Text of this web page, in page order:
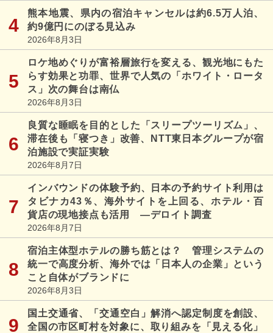
熊本地震、県内の宿泊キャンセルは約6.5万人泊、
約9億円にのぼる見込み
2026年8月3日
ロケ地めぐりが富裕層旅行を変える、観光地にもた
らす効果と功罪、世界で人気の「ホワイト・ロータ
ス」次の舞台は南仏
2026年8月3日
良質な睡眠を目的とした「スリープツーリズム」、
滞在後も「寝つき」改善、NTT東日本グループが宿
泊施設で実証実験
2026年8月7日
インバウンドの体験予約、日本の予約サイト利用は
タビナカ43％、海外サイトを上回る、ホテル・百
貨店の現地接点も活用 ―デロイト調査
2026年8月7日
宿泊主体型ホテルの勝ち筋とは？ 管理システムの
統一で高度分析、海外では「日本人の企業」という
こと自体がブランドに
2026年8月3日
国土交通省、「交通空白」解消へ認定制度を創設、
全国の市区町村を対象に、取り組みを「見える化」